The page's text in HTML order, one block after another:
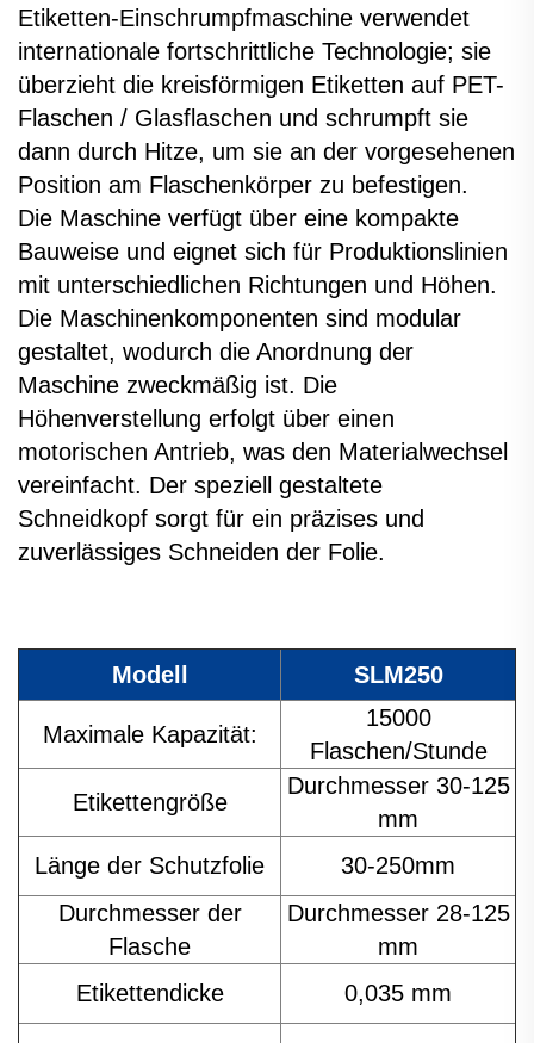
Etiketten-Einschrumpfmaschine verwendet
internationale fortschrittliche Technologie; sie
überzieht die kreisförmigen Etiketten auf PET-
Flaschen / Glasflaschen und schrumpft sie
dann durch Hitze, um sie an der vorgesehenen
Position am Flaschenkörper zu befestigen.
Die Maschine verfügt über eine kompakte
Bauweise und eignet sich für Produktionslinien
mit unterschiedlichen Richtungen und Höhen.
Die Maschinenkomponenten sind modular
gestaltet, wodurch die Anordnung der
Maschine zweckmäßig ist. Die
Höhenverstellung erfolgt über einen
motorischen Antrieb, was den Materialwechsel
vereinfacht. Der speziell gestaltete
Schneidkopf sorgt für ein präzises und
zuverlässiges Schneiden der Folie.
Modell SLM250
Maximale Kapazität:
15000
Flaschen/Stunde
Etikettengröße
Durchmesser 30-125
mm
Länge der Schutzfolie
30-250mm
Durchmesser der
Flasche
Durchmesser 28-125
mm
Etikettendicke
0,035 mm